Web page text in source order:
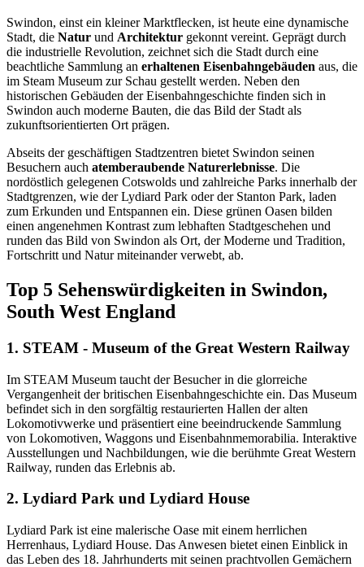
Swindon, einst ein kleiner Marktflecken, ist heute eine dynamische
Stadt, die Natur und Architektur gekonnt vereint. Geprägt durch
die industrielle Revolution, zeichnet sich die Stadt durch eine
beachtliche Sammlung an erhaltenen Eisenbahngebäuden aus, die
im Steam Museum zur Schau gestellt werden. Neben den
historischen Gebäuden der Eisenbahngeschichte finden sich in
Swindon auch moderne Bauten, die das Bild der Stadt als
zukunftsorientierten Ort prägen.
Abseits der geschäftigen Stadtzentren bietet Swindon seinen
Besuchern auch atemberaubende Naturerlebnisse. Die
nordöstlich gelegenen Cotswolds und zahlreiche Parks innerhalb der
Stadtgrenzen, wie der Lydiard Park oder der Stanton Park, laden
zum Erkunden und Entspannen ein. Diese grünen Oasen bilden
einen angenehmen Kontrast zum lebhaften Stadtgeschehen und
runden das Bild von Swindon als Ort, der Moderne und Tradition,
Fortschritt und Natur miteinander verwebt, ab.
Top 5 Sehenswürdigkeiten in Swindon,
South West England
1. STEAM - Museum of the Great Western Railway
Im STEAM Museum taucht der Besucher in die glorreiche
Vergangenheit der britischen Eisenbahngeschichte ein. Das Museum
befindet sich in den sorgfältig restaurierten Hallen der alten
Lokomotivwerke und präsentiert eine beeindruckende Sammlung
von Lokomotiven, Waggons und Eisenbahnmemorabilia. Interaktive
Ausstellungen und Nachbildungen, wie die berühmte Great Western
Railway, runden das Erlebnis ab.
2. Lydiard Park und Lydiard House
Lydiard Park ist eine malerische Oase mit einem herrlichen
Herrenhaus, Lydiard House. Das Anwesen bietet einen Einblick in
das Leben des 18. Jahrhunderts mit seinen prachtvollen Gemächern